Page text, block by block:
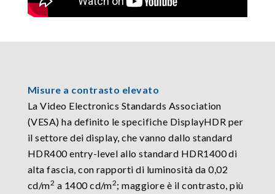
Misure a contrasto elevato
La Video Electronics Standards Association
(VESA) ha definito le specifiche DisplayHDR per
il settore dei display, che vanno dallo standard
HDR400 entry-level allo standard HDR1400 di
alta fascia, con rapporti di luminosità da 0,02
cd/m2 a 1400 cd/m2; maggiore è il contrasto, più